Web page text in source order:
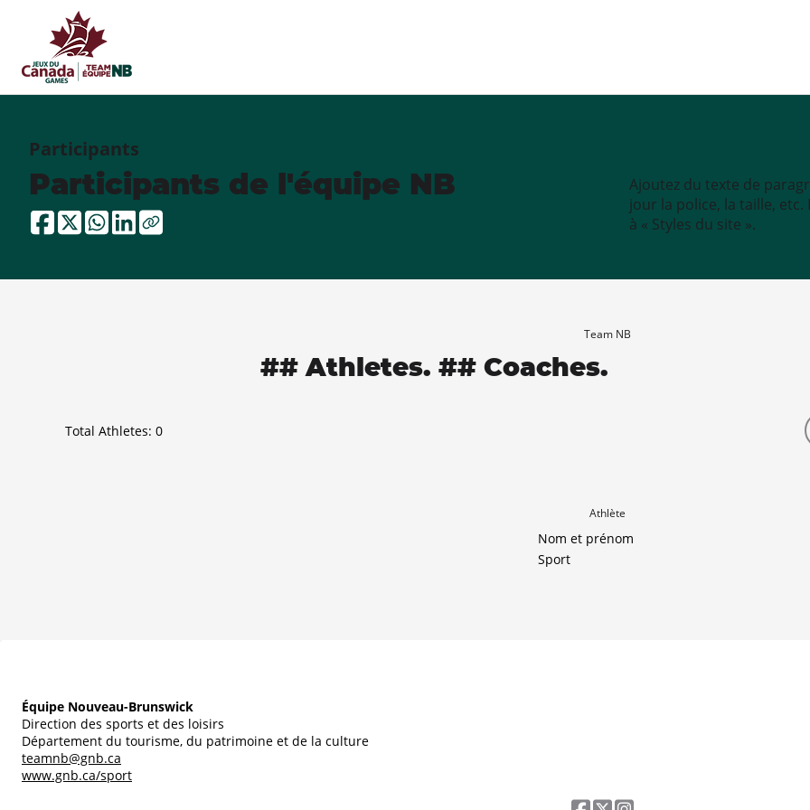
Participants
Participants de l'équipe NB
Ajoutez du texte de
jour la police, la taille,
à « Styles du site ».
Team NB
## Athletes. ## Coaches.
Total Athletes: 0
Athlète
Nom et prénom
Sport
Équipe Nouveau-Brunswick
Direction des sports et des loisirs
Département du tourisme, du patrimoine et de la culture
teamnb@gnb.ca
www.gnb.ca/sport